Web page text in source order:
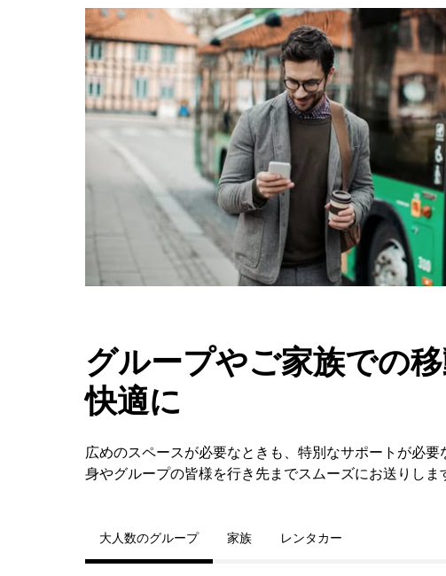
グループやご家族での
快適に
広めのスペースが必要なときも、特別なサポートが必
身やグループの皆様を行き先までスムーズにお送りしま
大人数のグループ 家族 レンタカー